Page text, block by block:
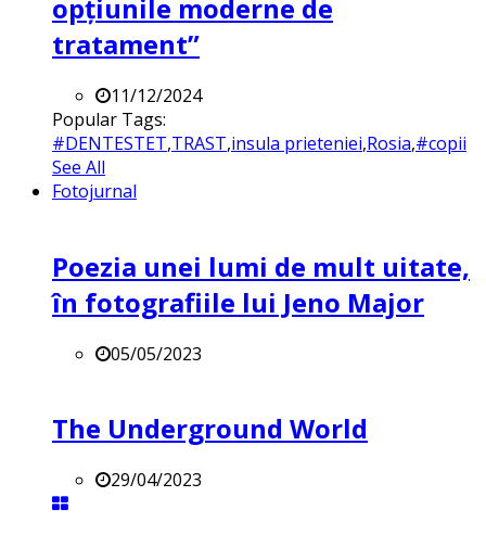
opțiunile moderne de
tratament”
11/12/2024
Popular Tags:
#DENTESTET,TRAST,insula prieteniei,Rosia,#copii
See All
Fotojurnal
Poezia unei lumi de mult uitate,
în fotografiile lui Jeno Major
05/05/2023
The Underground World
29/04/2023